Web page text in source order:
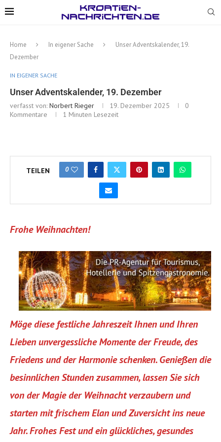
Home In eigener Sache
Unser Adventskalender, 19.
Dezember
IN EIGENER SACHE
Unser Adventskalender, 19. Dezember
verfasst von: Norbert Rieger 19. Dezember 2025
0
Kommentare
1 Minuten Lesezeit
TEILEN 0
Frohe Weihnachten!
Möge diese festliche Jahreszeit Ihnen und Ihren
Lieben unvergessliche Momente der Freude, des
Friedens und der Harmonie schenken. Genießen die
besinnlichen Stunden zusammen, lassen Sie sich
von der Magie der Weihnacht verzaubern und
starten mit frischem Elan und Zuversicht ins neue
Jahr. Frohes Fest und ein glückliches, gesundes